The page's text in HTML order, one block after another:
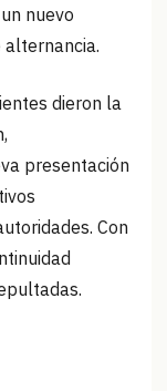
nuevo
dieron la
presentación
Con